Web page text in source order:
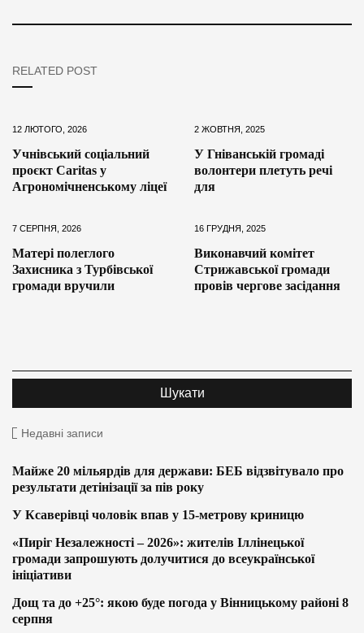
RELATED POST
12 ЛЮТОГО, 2026
Учнівський соціальний
проєкт Caritas у
Агрономічненському ліцеї
2 ЖОВТНЯ, 2025
У Гніванській громаді
волонтери плетуть речі
для
7 СЕРПНЯ, 2026
Матері полеглого
Захисника з Турбівської
громади вручили
16 ГРУДНЯ, 2025
Виконавчий комітет
Стрижавської громади
провів чергове засідання
Недавні записи
Майже 20 мільярдів для держави: БЕБ відзвітувало про
результати детінізації за пів року
У Ксаверівці чоловік впав у 15-метрову криницю
«Пиріг Незалежності – 2026»: жителів Іллінецької
громади запрошують долучитися до всеукраїнської
ініціативи
Дощ та до +25°: якою буде погода у Вінницькому районі 8
серпня